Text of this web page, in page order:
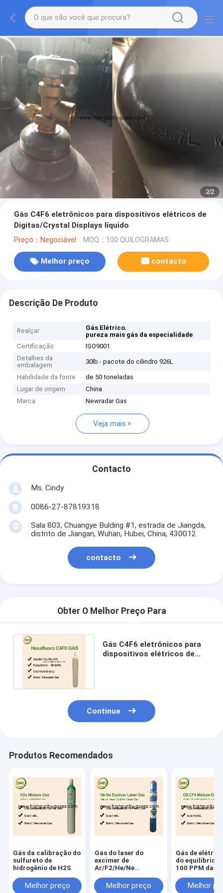
2/2
Gás C4F6 eletrônicos para dispositivos elétricos de
Digitas/Crystal Displays líquido
Preço：Negociável MOQ：100 QUILOGRAMAS
Melhor preço contacto
Descrição De Produto
Realçar Gás Elétrico,
pureza mais gás da especialidade
Certificação
ISO9001
Detalhes da
embalagem
30lb - pacote do cilindro 926L
Habilidade da fonte
de 50 toneladas
Lugar de origem
China
Marca
Newradar Gas
Veja mais
Contacto
Ms. Cindy
0086-27-87819318
Sala 803, Chuangye Bulding #1, estrada de Jiangda,
distrito de Jiangan, Wuhan, Hubei, China, 430012
contacto
Obter O Melhor Preço Para
Gás C4F6 eletrônicos para
dispositivos elétricos de
Continue
Produtos Recomendados
Gás da calibração do
sulfureto de
hidrogênio de H2S
Melhor preço
Gás do laser do
excimer de
Ar/F2/He/Ne
lente produzindo
lasers do excimer do
Melhor preço
Gás de
do equilíbrio
100 PPM da
Isobutylene
Melhor